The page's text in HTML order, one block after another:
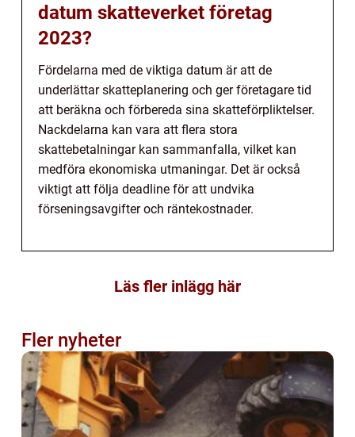
datum skatteverket företag
2023?
Fördelarna med de viktiga datum är att de
underlättar skatteplanering och ger företagare tid
att beräkna och förbereda sina skatteförpliktelser.
Nackdelarna kan vara att flera stora
skattebetalningar kan sammanfalla, vilket kan
medföra ekonomiska utmaningar. Det är också
viktigt att följa deadline för att undvika
förseningsavgifter och räntekostnader.
Läs fler inlägg här
Fler nyheter